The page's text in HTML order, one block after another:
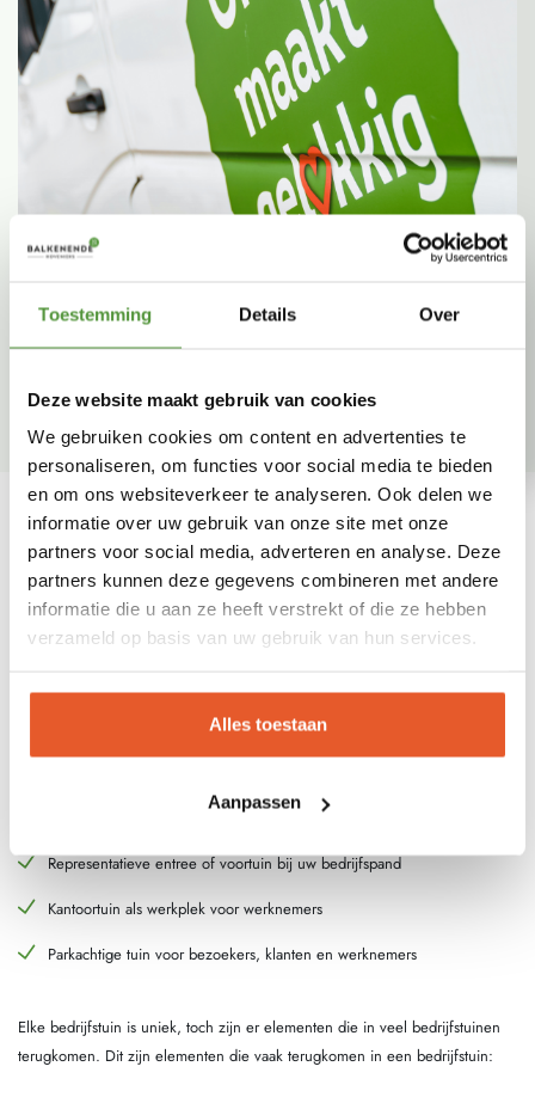
Toestemming Details Over
Deze website maakt gebruik van cookies
We gebruiken cookies om content en advertenties te
personaliseren, om functies voor social media te bieden
en om ons websiteverkeer te analyseren. Ook delen we
informatie over uw gebruik van onze site met onze
partners voor social media, adverteren en analyse. Deze
partners kunnen deze gegevens combineren met andere
informatie die u aan ze heeft verstrekt of die ze hebben
verzameld op basis van uw gebruik van hun services.
Alles toestaan
Aanpassen
Soorten bedrijfstuinen
na te denken over het doel van uw bedrijfstuin. Er zijn namelijk
verschillende soorten bedrijfstuinen met diverse gebruiksdoelen:
Pauze- en ontspanningsplek voor werknemers
Representatieve entree of voortuin bij uw bedrijfspand
Kantoortuin als werkplek voor werknemers
Parkachtige tuin voor bezoekers, klanten en werknemers
Elke bedrijfstuin is uniek, toch zijn er elementen die in veel bedrijfstuinen
terugkomen. Dit zijn elementen die vaak terugkomen in een bedrijfstuin: